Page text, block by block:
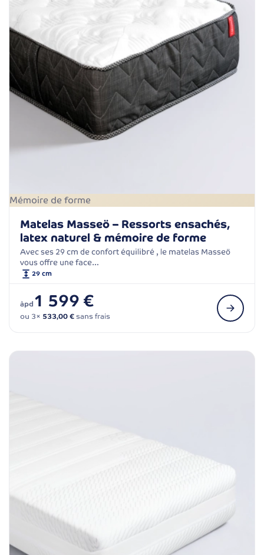
Mémoire de forme
Matelas Masseö – Ressorts ensachés,
latex naturel & mémoire de forme
Avec ses 29 cm de confort équilibré , le matelas Masseö
vous offre une face…
29 cm
àpd 1 599 €
ou 3× 533,00 €sans frais